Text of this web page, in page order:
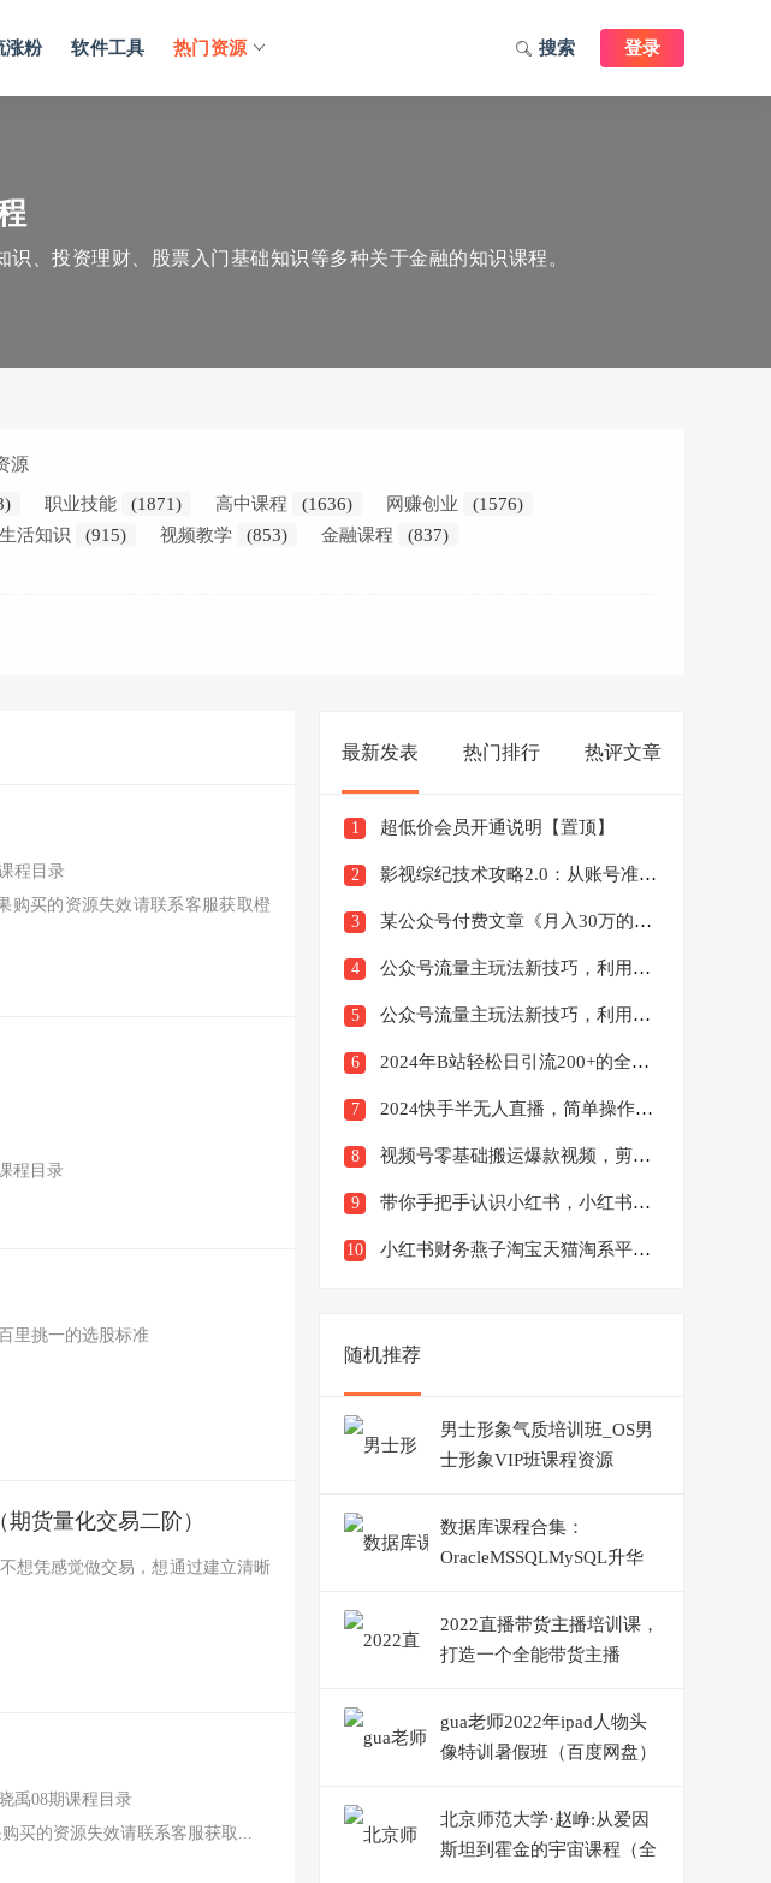
涨粉 软件工具 热门资源 登录
搜索
、投资理财、股票入门基础知识等多种关于金融的知识课程。
源
职业技能 (1871) 高中课程 (1636) 网赚创业
(1576)
生活知识 (915) 视频教学 (853) 金融课程
(837)
程目录
购买的资源失效请联系客服获取橙
程目录
里挑一的选股标准
货量化交易二阶）
想凭感觉做交易，想通过建立清晰
禹08期课程目录
买的资源失效请联系客服获取...
最新发表 热门排行 热评文章
1 超低价会员开通说明【置顶】
2 影视综纪技术攻略2.0：从账号准备到硬件软件准备到到制作到发布（26节）
3 某公众号付费文章《月入30万的暴利单品(续)》客单价三四千，非常暴利
4 公众号流量主玩法新技巧，利用AI做情感类文案无脑式产出，简单易学，月收益4000+【揭秘】
5 公众号流量主玩法新技巧，利用AI做民间故事，无脑式产出，简单易学，日收益300+【揭秘】
6 2024年B站轻松日引流200+的全套暴力干货实操教程
7 2024快手半无人直播，简单操作月入1W+高效引流当天见收益【揭秘】
8 视频号零基础搬运爆款视频，剪辑变现日入千元【揭秘】
9 带你手把手认识小红书，小红书全套百科运营教程
10 小红书财务燕子淘宝天猫淘系平台对账回款核对成本核算支付宝自动取数电商日报表
随机推荐
男士形象气质培训班_OS男
士形象VIP班课程资源
数据库课程合集：
OracleMSSQLMySQL升华
作业
2022直播带货主播培训课，
打造一个全能带货主播
gua老师2022年ipad人物头
像特训暑假班（百度网盘）
北京师范大学·赵峥:从爱因
斯坦到霍金的宇宙课程（全